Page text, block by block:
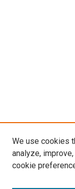
We use cookies
analyze,
cookie